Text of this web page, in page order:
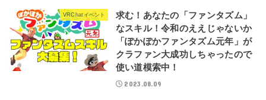
VRChatイベント
求む！あなたの「ファンタズム」
なスキル！令和のええじゃないか
「ぽかぽかファンタズム元年」が
クラファン大成功しちゃったので
使い道模索中！
2023.08.09